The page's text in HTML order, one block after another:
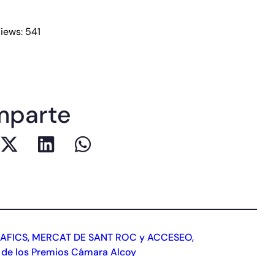
541
MERCAT DE SANT ROC y ACCESEO,
los Premios Cámara Alcoy